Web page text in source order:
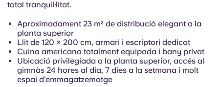
total tranquil·litat.
Aproximadament 23 m² de distribució elegant a la
planta superior
Llit de 120 × 200 cm, armari i escriptori dedicat
Cuina americana totalment equipada i bany privat
Ubicació privilegiada a la planta superior, accés al
gimnàs 24 hores al dia, 7 dies a la setmana i molt
espai d'emmagatzematge